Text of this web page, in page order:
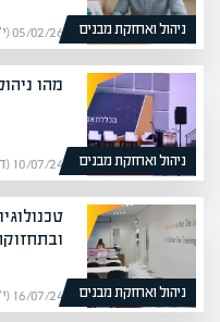
ניהול ואחזקת מבנים 05/02/26 (י״ח שבט תשפ״ו) | מערכת אפיק
ניהול ואחזקת מבנים
מהו
10/07/24 (ד׳ תמוז תשפ״ד) | רוני מנשה
ניהול ואחזקת מבנים 16/07/24 (י׳ תמוז תשפ״ד) | יעקב חזן